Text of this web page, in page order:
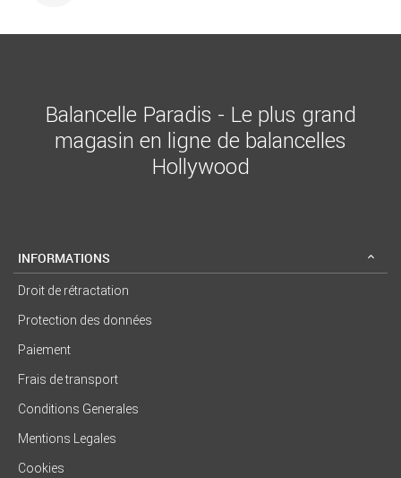
Balancelle Paradis - Le plus grand
magasin en ligne de balancelles
Hollywood
INFORMATIONS
Droit de rétractation
Protection des données
Paiement
Frais de transport
Conditions Generales
Mentions Legales
Cookies